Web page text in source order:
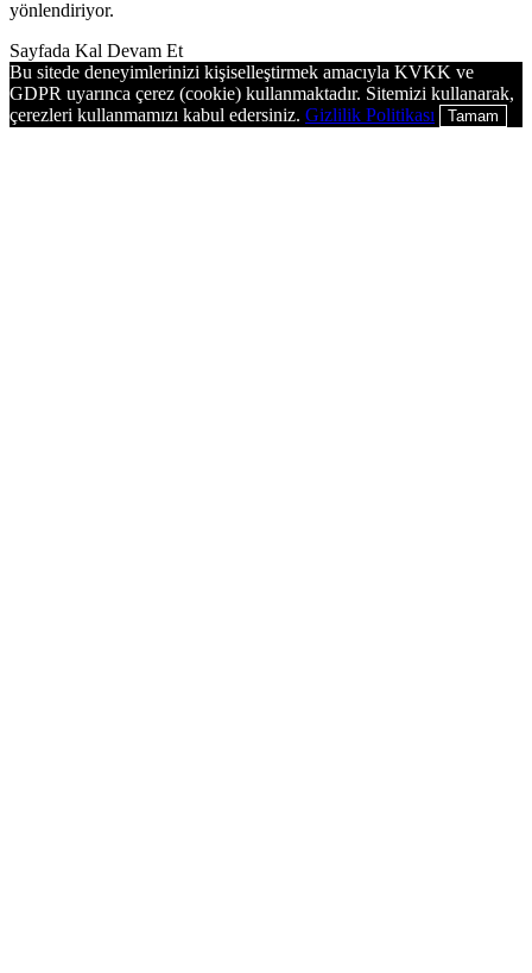
yönlendiriyor.
Sayfada Kal Devam Et
Bu sitede deneyimlerinizi kişiselleştirmek amacıyla KVKK ve
GDPR uyarınca çerez (cookie) kullanmaktadır. Sitemizi kullanarak,
çerezleri kullanmamızı kabul edersiniz. Gizlilik Politikası Tamam